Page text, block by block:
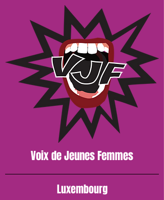
Voix de JeunesFemmes
Luxembourg